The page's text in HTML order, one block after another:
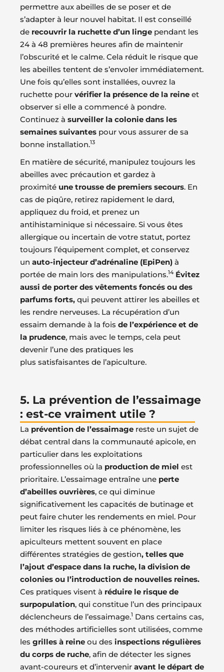
permettre aux abeilles de se poser et de
s’adapter à leur nouvel habitat. Il est conseillé
de recouvrir la ruchette d’un linge pendant les
24 à 48 premières heures afin de maintenir
l’obscurité et le calme. Cela réduit le risque que
les abeilles tentent de s’envoler immédiatement.
Une fois qu’elles sont installées, ouvrez la
ruchette pour vérifier la présence de la reine et
observer si elle a commencé à pondre.
Continuez à surveiller la colonie dans les
semaines suivantes pour vous assurer de sa
bonne installation.13
En matière de sécurité, manipulez toujours les
abeilles avec précaution et gardez à
proximité une trousse de premiers secours. En
cas de piqûre, retirez rapidement le dard,
appliquez du froid, et prenez un
antihistaminique si nécessaire. Si vous êtes
allergique ou incertain de votre statut, portez
toujours l’équipement complet, et conservez
un auto-injecteur d’adrénaline (EpiPen) à
portée de main lors des manipulations.14 Évitez
aussi de porter des vêtements foncés ou des
parfums forts, qui peuvent attirer les abeilles et
les rendre nerveuses. La récupération d’un
essaim demande à la fois de l’expérience et de
la prudence, mais avec le temps, cela peut
devenir l’une des pratiques les
plus satisfaisantes de l’apiculture.
5. La prévention de l’essaimage
: est-ce vraiment utile ?
La prévention de l’essaimage reste un sujet de
débat central dans la communauté apicole, en
particulier dans les exploitations
professionnelles où la production de miel est
prioritaire. L’essaimage entraîne une perte
d’abeilles ouvrières, ce qui diminue
significativement les capacités de butinage et
peut faire chuter les rendements en miel. Pour
limiter les risques liés à ce phénomène, les
apiculteurs mettent souvent en place
différentes stratégies de gestion, telles que
l’ajout d’espace dans la ruche, la division de
colonies ou l’introduction de nouvelles reines.
Ces pratiques visent à réduire le risque de
surpopulation, qui constitue l’un des principaux
déclencheurs de l’essaimage.1 Dans certains cas,
des méthodes artificielles sont utilisées, comme
les grilles à reine ou des inspections régulières
du corps de ruche, afin de détecter les signes
avant-coureurs et d’intervenir avant le départ de